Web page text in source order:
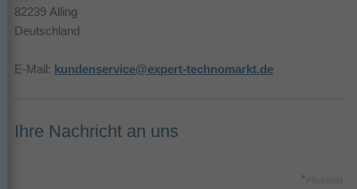
82239 Alling
Deutschland
E-Mail: kundenservice@expert-technomarkt.de
Ihre Nachricht an uns
*